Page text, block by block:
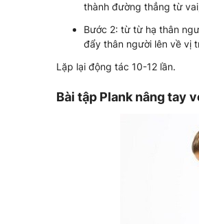
thành đường thẳng từ
Bước 2: từ từ hạ thân
đẩy thân người lên về vị
Lặp lại động tác 10-12 lần.
Bài tập Plank nâng tay